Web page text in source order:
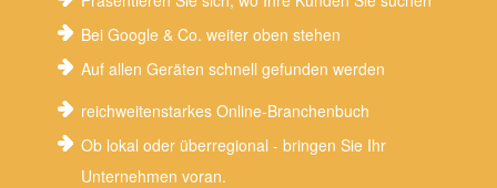
Bei Google & Co. weiter oben stehen
Auf allen Geräten schnell gefunden werden
reichweitenstarkes Online-Branchenbuch
Ob lokal oder überregional - bringen Sie Ihr
Unternehmen voran.